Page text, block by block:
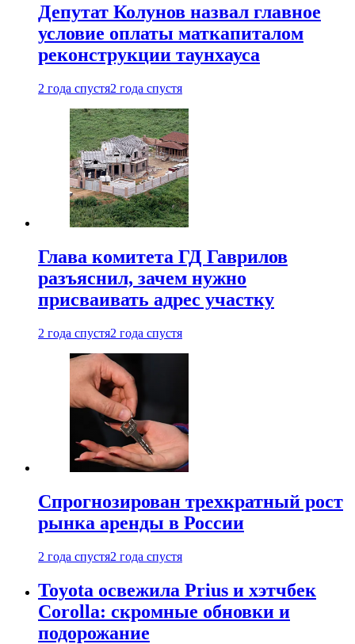
Депутат Колунов назвал главное
условие оплаты маткапиталом
реконструкции таунхауса
2 года спустя2 года спустя
Глава комитета ГД Гаврилов
разъяснил, зачем нужно
присваивать адрес участку
2 года спустя2 года спустя
Спрогнозирован трехкратный рост
рынка аренды в России
2 года спустя2 года спустя
Toyota освежила Prius и хэтчбек
Corolla: скромные обновки и
подорожание